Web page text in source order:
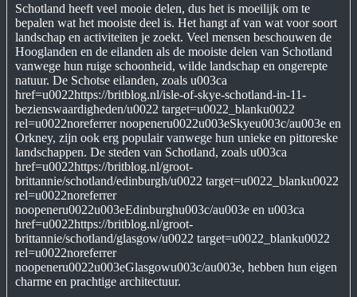
Schotland heeft veel mooie delen, dus het is moeilijk om te
bepalen wat het mooiste deel is. Het hangt af van wat voor soort
landschap en activiteiten je zoekt. Veel mensen beschouwen de
Hooglanden en de eilanden als de mooiste delen van Schotland
vanwege hun ruige schoonheid, wilde landschap en ongerepte
natuur. De Schotse eilanden, zoals u003ca
href=u0022https://britblog.nl/isle-of-skye-schotland-in-11-
bezienswaardigheden/u0022 target=u0022_blanku0022
rel=u0022noreferrer noopeneru0022u003eSkyeu003c/au003e en
Orkney, zijn ook erg populair vanwege hun unieke en pittoreske
landschappen. De steden van Schotland, zoals u003ca
href=u0022https://britblog.nl/groot-
brittannie/schotland/edinburgh/u0022 target=u0022_blanku0022
rel=u0022noreferrer
noopeneru0022u003eEdinburghu003c/au003e en u003ca
href=u0022https://britblog.nl/groot-
brittannie/schotland/glasgow/u0022 target=u0022_blanku0022
rel=u0022noreferrer
noopeneru0022u003eGlasgowu003c/au003e, hebben hun eigen
charme en prachtige architectuur.